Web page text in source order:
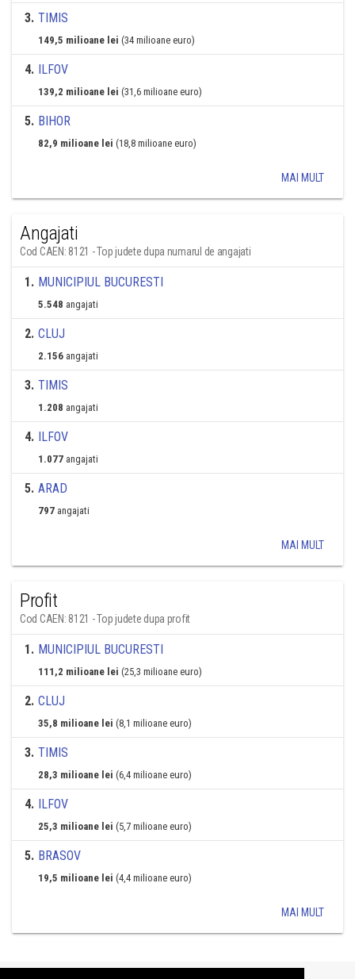
3. TIMIS
149,5 milioane lei (34 milioane euro)
4. ILFOV
139,2 milioane lei (31,6 milioane euro)
5. BIHOR
82,9 milioane lei (18,8 milioane euro)
MAI MULT
Angajati
Cod CAEN: 8121 - Top judete dupa numarul de angajati
1. MUNICIPIUL BUCURESTI
5.548 angajati
2. CLUJ
2.156 angajati
3. TIMIS
1.208 angajati
4. ILFOV
1.077 angajati
5. ARAD
797 angajati
MAI MULT
Profit
Cod CAEN: 8121 - Top judete dupa profit
1. MUNICIPIUL BUCURESTI
111,2 milioane lei (25,3 milioane euro)
2. CLUJ
35,8 milioane lei (8,1 milioane euro)
3. TIMIS
28,3 milioane lei (6,4 milioane euro)
4. ILFOV
25,3 milioane lei (5,7 milioane euro)
5. BRASOV
19,5 milioane lei (4,4 milioane euro)
MAI MULT